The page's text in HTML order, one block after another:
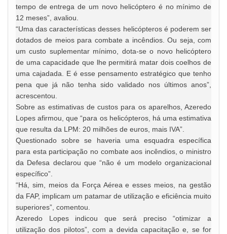
tempo de entrega de um novo helicóptero é no mínimo de
12 meses”, avaliou.
“Uma das características desses helicópteros é poderem ser
dotados de meios para combate a incêndios. Ou seja, com
um custo suplementar mínimo, dota-se o novo helicóptero
de uma capacidade que lhe permitirá matar dois coelhos de
uma cajadada. E é esse pensamento estratégico que tenho
pena que já não tenha sido validado nos últimos anos”,
acrescentou.
Sobre as estimativas de custos para os aparelhos, Azeredo
Lopes afirmou, que “para os helicópteros, há uma estimativa
que resulta da LPM: 20 milhões de euros, mais IVA”.
Questionado sobre se haveria uma esquadra específica
para esta participação no combate aos incêndios, o ministro
da Defesa declarou que “não é um modelo organizacional
específico”.
“Há, sim, meios da Força Aérea e esses meios, na gestão
da FAP, implicam um patamar de utilização e eficiência muito
superiores”, comentou.
Azeredo Lopes indicou que será preciso “otimizar a
utilização dos pilotos”, com a devida capacitação e, se for